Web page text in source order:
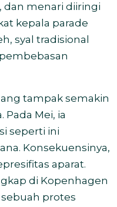
dan menari diiringi
kepala parade
syal tradisional
tampak semakin
Mei, ia
seperti ini
Konsekuensinya,
aparat.
di Kopenhagen
protes